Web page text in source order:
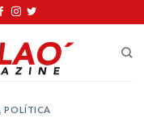
,POLÍTICA